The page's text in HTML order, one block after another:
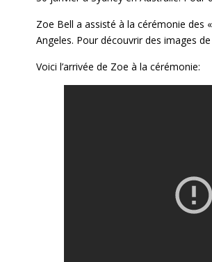
Zoe Bell a assisté à la cérémonie des
Angeles. Pour découvrir des images de
Voici l’arrivée de Zoe à la cérémonie: